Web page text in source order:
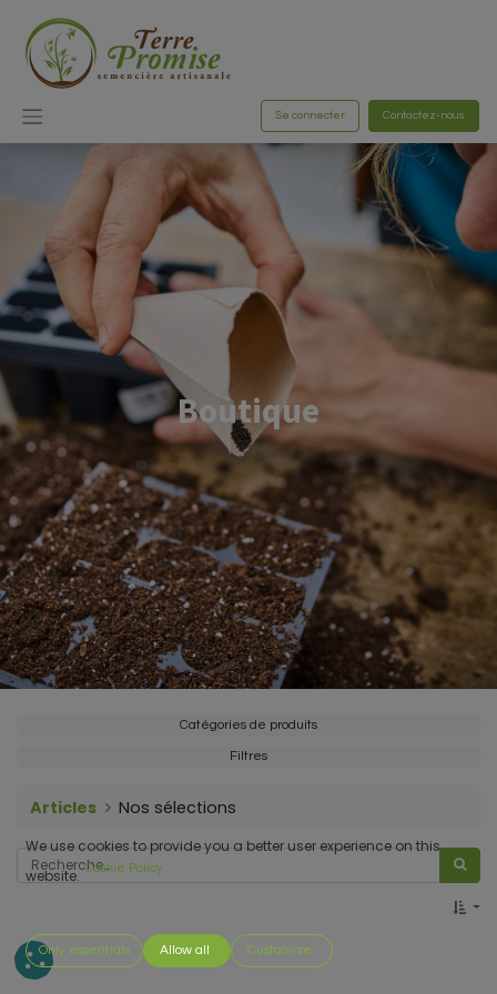
Se connecter Contactez-nous
Boutique
Catégories de produits
Filtres
Articles Nos sélections
We use cookies to provide you a better user experience on this
website. Cookie Policy
Only essentials Allow all Customize